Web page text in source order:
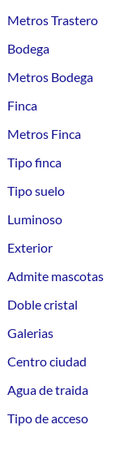
Metros Trastero
Bodega
Metros Bodega
Finca
Metros Finca
Tipo finca
Tipo suelo
Luminoso
Exterior
Admite mascotas
Doble cristal
Galerias
Centro ciudad
Agua de traida
Tipo de acceso